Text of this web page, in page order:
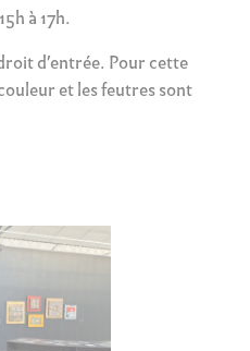
à 17h.
d’entrée. Pour cette
et les feutres sont